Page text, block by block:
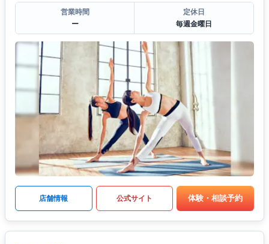
営業時間
ー
定休日
毎週金曜日
店舗情報 公式サイト 体験・相談予約